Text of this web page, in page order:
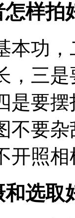
样拍
本功
，三
是要
不要
开照
选取